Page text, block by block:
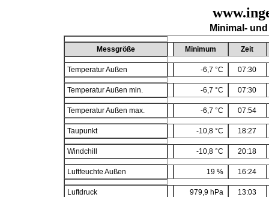
Minimal-
Messgröße Minimum Zeit
Temperatur Außen -6,7 °C 07:30
Temperatur Außen min. -6,7 °C 07:30
Temperatur Außen max. -6,7 °C 07:54
Taupunkt -10,8 °C 18:27
Windchill -10,8 °C 20:18
Luftfeuchte Außen 19 % 16:24
Luftdruck 979,9 hPa 13:03